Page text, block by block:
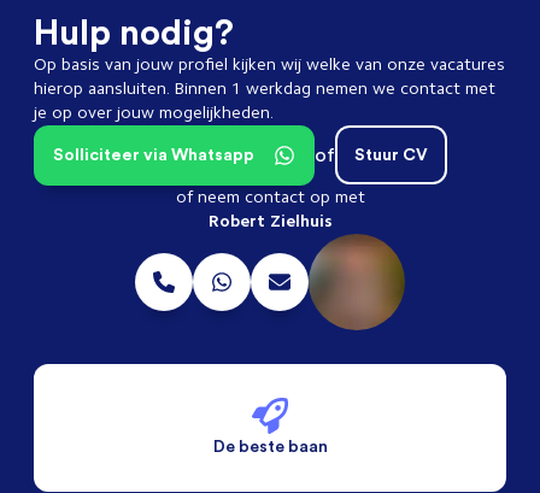
Hulp nodig?
Op basis van jouw profiel kijken wij welke van onze vacatures
hierop aansluiten. Binnen 1 werkdag nemen we contact met
je op over jouw mogelijkheden.
Stuur CV
of
Solliciteer via Whatsapp
of neem contact op met
Robert Zielhuis
De beste baan